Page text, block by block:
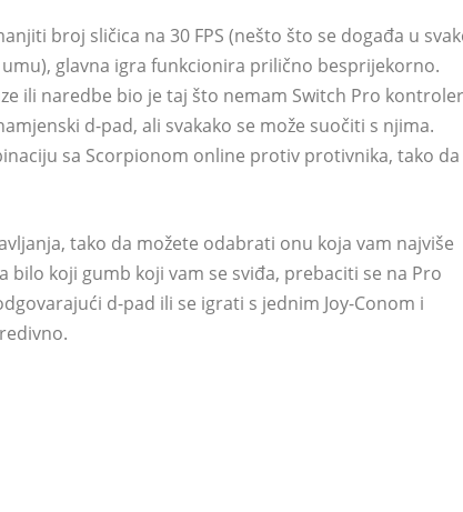
broj sličica na 30 FPS (nešto što se događa u
glavna igra funkcionira prilično besprijekorno.
ili naredbe bio je taj što nemam Switch Pro
d-pad, ali svakako se može suočiti s njima.
sa Scorpionom online protiv protivnika, tako da
tako da možete odabrati onu koja vam najviše
bilo koji gumb koji vam se sviđa, prebaciti se na Pro
d-pad ili se igrati s jednim Joy-Conom i